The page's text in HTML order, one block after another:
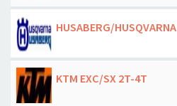
HUSABERG/HUSQVARNA
KTM EXC/SX 2T-4T